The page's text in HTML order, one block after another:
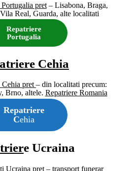
pret– Lisabona, Braga,
Real, Guarda, alte localitati
Repatriere
Portugalia
Cehia
Cehia pret – din localitati precum:
Brno, altele. Repatriere Romania
Repatriere
Cehia
e Ucraina
Ucraina pret – transport funerar